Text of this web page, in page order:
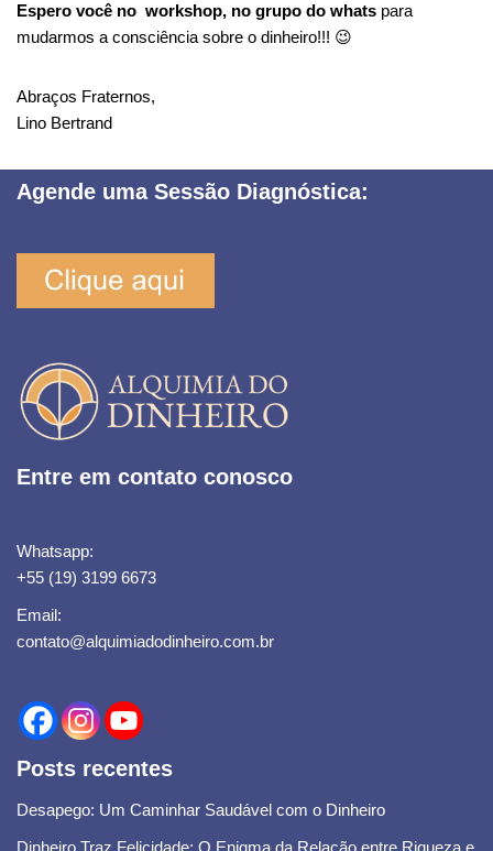
Espero você no workshop, no grupo do whats para
mudarmos a consciência sobre o dinheiro!!! 😉
Abraços Fraternos,
Lino Bertrand
Agende uma Sessão Diagnóstica:
Entre em contato conosco
Whatsapp:
+55 (19) 3199 6673
Email:
contato@alquimiadodinheiro.com.br
Posts recentes
Desapego: Um Caminhar Saudável com o Dinheiro